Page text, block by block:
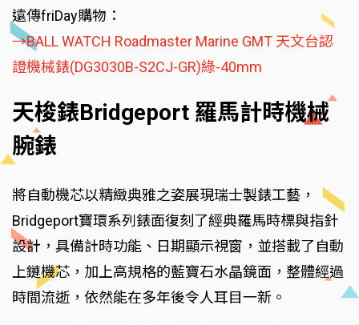
遠傳friDay購物：
→BALL WATCH Roadmaster Marine GMT 天文台認
證機械錶(DG3030B-S2CJ-GR)綠-40mm
天梭錶Bridgeport 羅馬計時機械
腕錶
將自動機芯以精緻典雅之姿展現瑞士製錶工藝，
Bridgeport寶環系列錶面復刻了經典羅馬時標與指針
設計，具備計時功能、日期顯示視窗，並搭載了自動
上鏈機芯，加上高規格的藍寶石水晶鏡面，整體經過
時間流逝，依然能在多年後令人耳目一新。